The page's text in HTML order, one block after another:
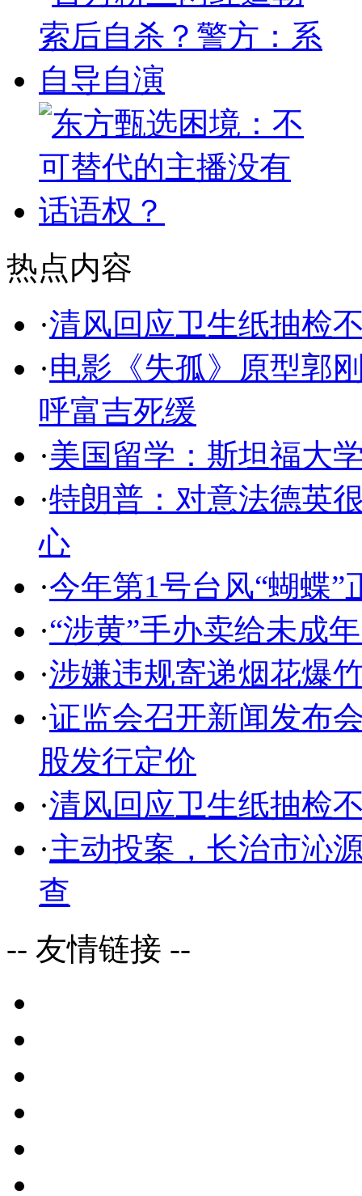
热点内容
·清风回应卫生纸抽检
·电影《失孤》原型郭
呼富吉死缓
·美国留学：斯坦福大
·特朗普：对意法德英
心
·今年第1号台风“蝴蝶”
·“涉黄”手办卖给未成
·涉嫌违规寄递烟花爆
·证监会召开新闻发布
股发行定价
·清风回应卫生纸抽检
·主动投案，长治市沁
查
-- 友情链接 --